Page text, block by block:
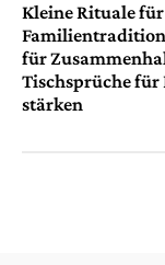
Kleine Rituale
für
Tischsprüche
stärken